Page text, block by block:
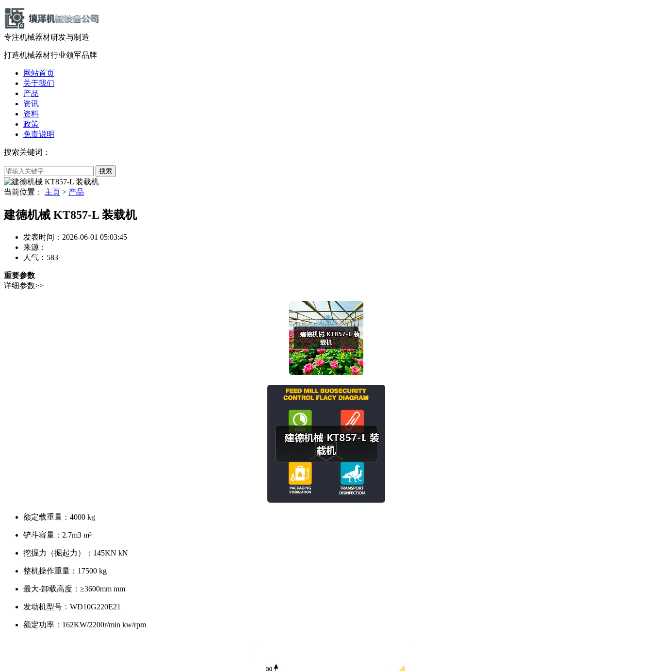
专注机械器材研发与制造
打造机械器材行业领军品牌
网站首页
关于我们
产品
资讯
资料
政策
免责说明
搜索关键词：
当前位置： 主页 > 产品
建德机械 KT857-L 装载机
发表时间：2026-06-01 05:03:45
来源：
人气： 583
重要参数
详细参数>>
额定载重量： 4000 kg
铲斗容量： 2.7m3 m³
挖掘力（掘起力）： 145KN kN
整机操作重量： 17500 kg
最大-卸载高度： ≥3600mm mm
发动机型号： WD10G220E21
额定功率： 162KW/2200r/min kw/rpm